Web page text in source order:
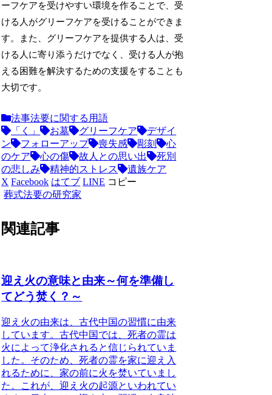
ーフケアを受けやすい環境を作ることで、受
ける人がグリーフケアを受けることができま
す。また、グリーフケアを提供する人は、受
ける人に寄り添うだけでなく、受ける人が抱
える困難を解決するための支援をすることも
大切です。
法事法要に関する用語
「く」
お墓 グリーフケア
デザイ
ン
フォローアップ 喪失感 彫刻
心
のケア
心の傷 故人との思い出
死別
の悲しみ
精神的ストレス
遺族ケア
X Facebook はてブ LINE コピー
葬式法要の研究家
関連記事
迎え火の意味と由来～何を準備し
てどう焚く？～
迎え火の由来は、古代中国の習慣に由来
しています。古代中国では、死者の霊は
火によって浄化されると信じられていま
した。そのため、死者の霊を家に迎え入
れるために、家の前に火を焚いていまし
た。これが、迎え火の起源といわれてい